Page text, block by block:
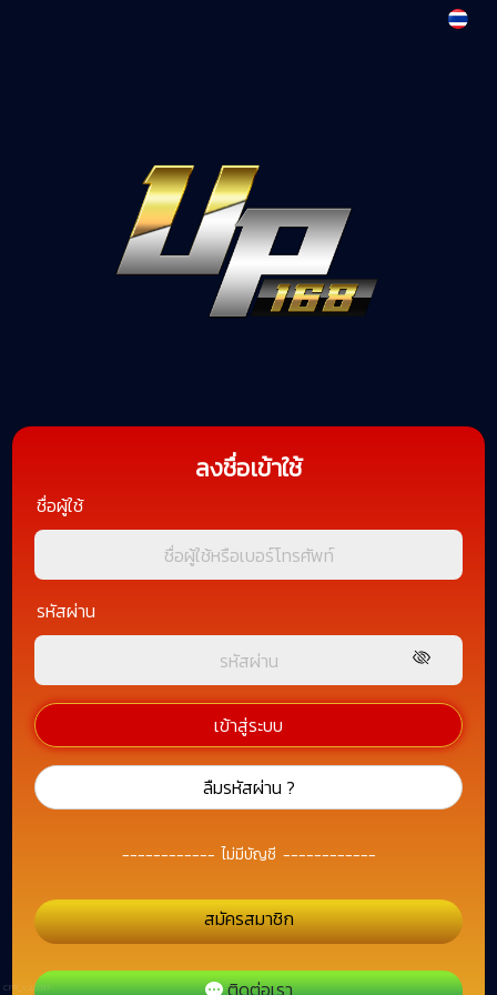
ลงชื่อเข้าใช้
ชื่อผู้ใช้
รหัสผ่าน
เข้าสู่ระบบ
ลืมรหัสผ่าน ?
------------ไม่มีบัญชี ------------
สมัครสมาชิก
ติดต่อเรา
CP9_v2.0317